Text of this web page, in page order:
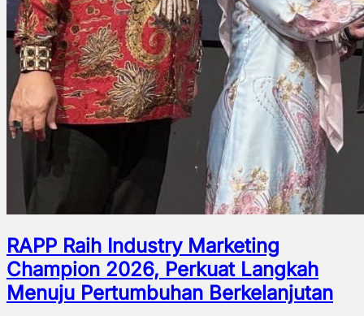
RAPP Raih Industry Marketing
Champion 2026, Perkuat Langkah
Menuju Pertumbuhan Berkelanjutan